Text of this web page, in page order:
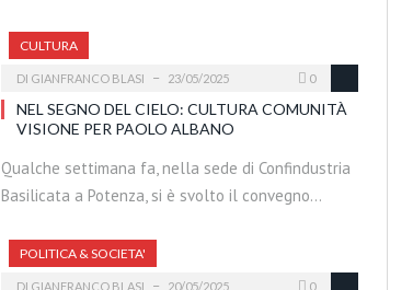
CULTURA
DI GIANFRANCO BLASI 23/05/2025 0
NEL SEGNO DEL CIELO: CULTURA COMUNITÀ
VISIONE PER PAOLO ALBANO
Qualche settimana fa, nella sede di Confindustria
Basilicata a Potenza, si è svolto il convegno…
POLITICA & SOCIETA'
DI GIANFRANCO BLASI 20/05/2025 0